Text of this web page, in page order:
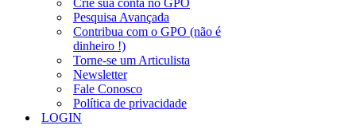
Crie sua conta no GPO
Pesquisa Avançada
Contribua com o GPO (não é
dinheiro !)
Torne-se um Articulista
Newsletter
Fale Conosco
Política de privacidade
LOGIN